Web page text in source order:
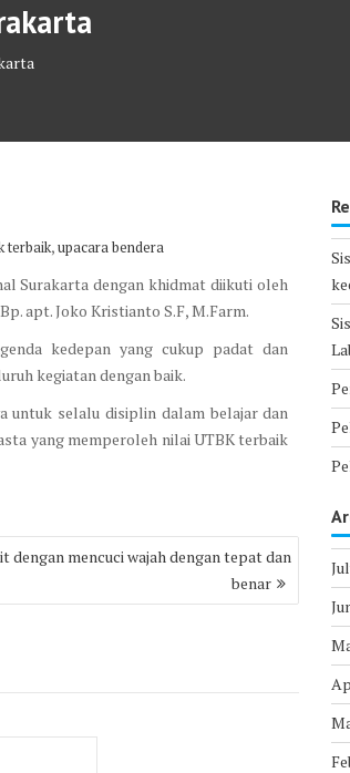
terbaik,upacara bendera
Surakarta dengan khidmat diikuti oleh
apt. Joko Kristianto S.F, M.Farm.
kedepan yang cukup padat dan
kegiatan dengan baik.
untuk selalu disiplin dalam belajar dan
yang memperoleh nilai UTBK terbaik
dengan mencuci wajah dengan tepat dan
benar